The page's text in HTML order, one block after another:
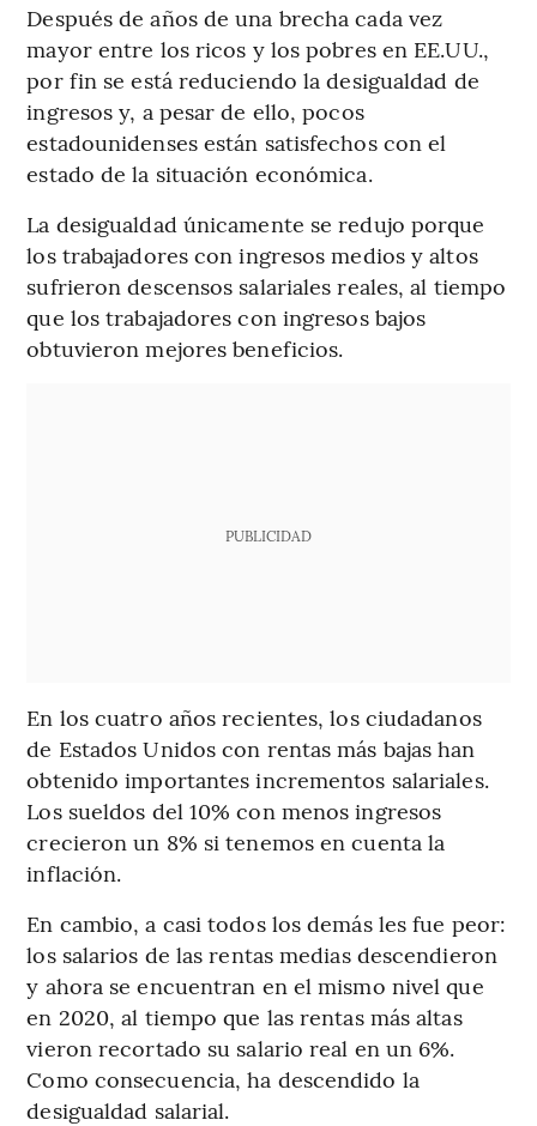
Después de años de una brecha cada vez
mayor entre los ricos y los pobres en EE.UU.,
por fin se está reduciendo la desigualdad de
ingresos y, a pesar de ello, pocos
estadounidenses están satisfechos con el
estado de la situación económica.
La desigualdad únicamente se redujo porque
los trabajadores con ingresos medios y altos
sufrieron descensos salariales reales, al tiempo
que los trabajadores con ingresos bajos
obtuvieron mejores beneficios.
PUBLICIDAD
En los cuatro años recientes, los ciudadanos
de Estados Unidos con rentas más bajas han
obtenido importantes incrementos salariales.
Los sueldos del 10% con menos ingresos
crecieron un 8% si tenemos en cuenta la
inflación.
En cambio, a casi todos los demás les fue peor:
los salarios de las rentas medias descendieron
y ahora se encuentran en el mismo nivel que
en 2020, al tiempo que las rentas más altas
vieron recortado su salario real en un 6%.
Como consecuencia, ha descendido la
desigualdad salarial.